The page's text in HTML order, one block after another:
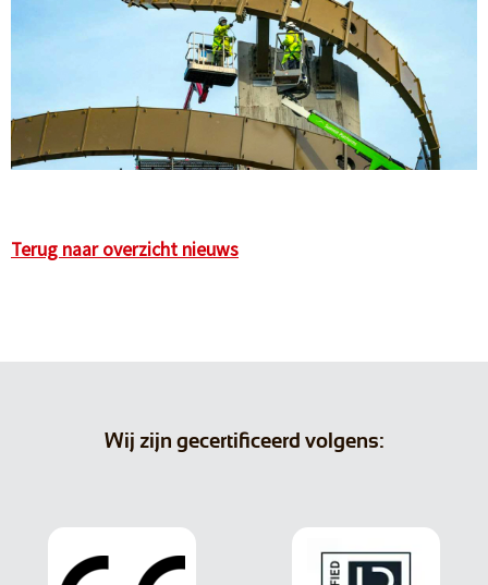
Terug naar overzicht nieuws
Wij zijn gecertificeerd volgens: